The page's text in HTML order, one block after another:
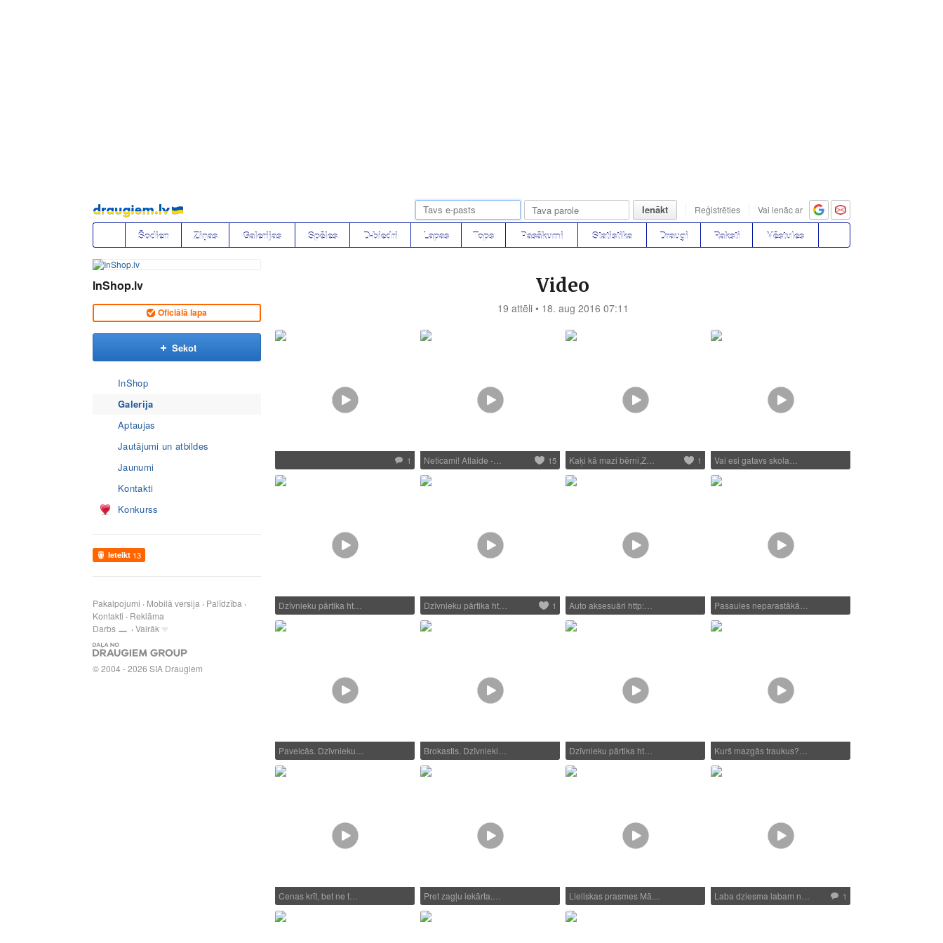
Pāriet
uz
saturu
Ienākt Reģistrēties Vai ienāc ar
Šodien Ziņas Galerijas Spēles D-biedri Lapas Tops Pasākumi Statistika Draugi Raksti Vēstules
InShop.lv
Oficiālā lapa
Sekot
InShop
Galerija
Aptaujas
Jautājumi un atbildes
Jaunumi
Kontakti
Konkurss
Ieteikt 13
Pakalpojumi Mobilā versija
Palīdzība
Kontakti
Reklāma
Darbs
Vairāk
© 2004 - 2026 SIA Draugiem
Video
19 attēli • 18. aug 2016 07:11
1 Neticami! Atlaide -… 15 Kaķi kā mazi bērni,Z… 1 Vai esi gatavs skola…
Dzīvnieku pārtika ht… Dzīvnieku pārtika ht… 1 Auto aksesuāri http:… Pasaules neparastākā…
Paveicās. Dzīvnieku… Brokastis. Dzīvnieki… Dzīvnieku pārtika ht… Kurš mazgās traukus?…
Cenas krīt, bet ne t… Pret zagļu iekārta.… Lieliskas prasmes Mā… Laba dziesma labam n… 1